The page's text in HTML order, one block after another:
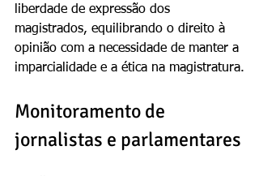
liberdade de expressão dos
magistrados, equilibrando o direito à
opinião com a necessidade de manter a
imparcialidade e a ética na magistratura.
Monitoramento de
jornalistas e parlamentares